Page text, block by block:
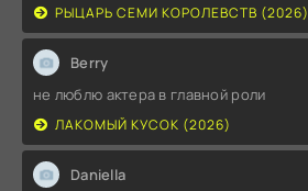
РЫЦАРЬ СЕМИ КОРОЛЕВСТВ (2026)
Berry
не люблю актера в главной роли
ЛАКОМЫЙ КУСОК (2026)
Daniella